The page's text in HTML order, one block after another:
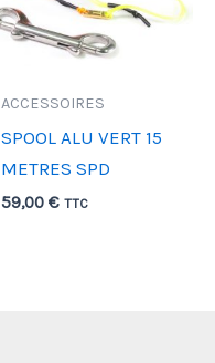
ACCESSOIRES
SPOOL ALU VERT 15
METRES SPD
59,00€ TTC